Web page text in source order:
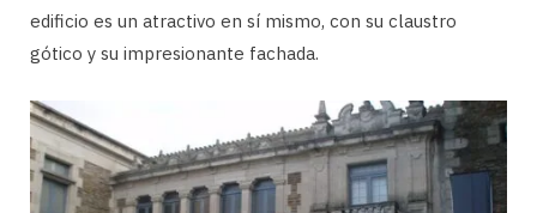
edificio es un atractivo en sí mismo, con su claustro
gótico y su impresionante fachada.